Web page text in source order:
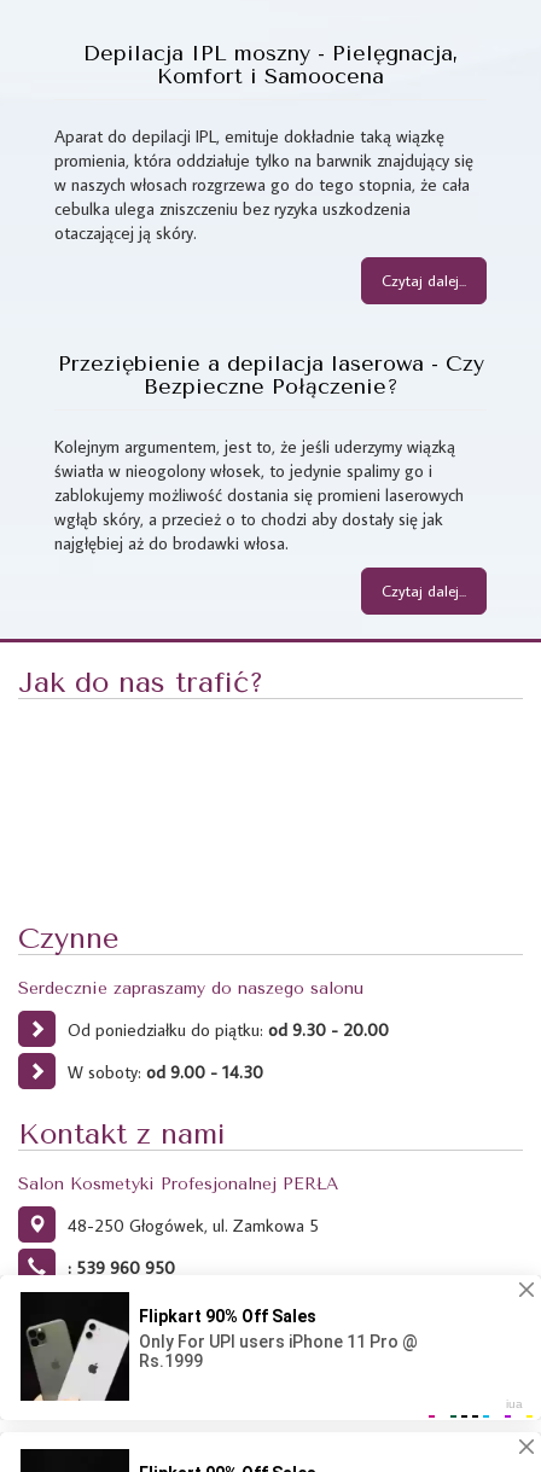
Depilacja IPL moszny - Pielęgnacja,
Komfort i Samoocena
Aparat do depilacji IPL, emituje dokładnie taką wiązkę
promienia, która oddziałuje tylko na barwnik znajdujący się
w naszych włosach rozgrzewa go do tego stopnia, że cała
cebulka ulega zniszczeniu bez ryzyka uszkodzenia
otaczającej ją skóry.
Czytaj dalej...
Przeziębienie a depilacja laserowa - Czy
Bezpieczne Połączenie?
Kolejnym argumentem, jest to, że jeśli uderzymy wiązką
światła w nieogolony włosek, to jedynie spalimy go i
zablokujemy możliwość dostania się promieni laserowych
wgłąb skóry, a przecież o to chodzi aby dostały się jak
najgłębiej aż do brodawki włosa.
Czytaj dalej...
Jak do nas trafić?
Czynne
Serdecznie zapraszamy do naszego salonu
Od poniedziałku do piątku: od 9.30 - 20.00
W soboty: od 9.00 - 14.30
Kontakt z nami
Salon Kosmetyki Profesjonalnej PERŁA
48-250 Głogówek, ul. Zamkowa 5
: 539 960 950
Ta strona używa plików Cookies. Dowiedz się więcej o celu ich
używania i możliwości zmiany ustawień Cookies w przeglądarce.